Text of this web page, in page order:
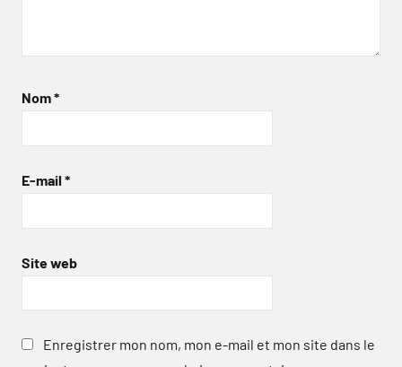
Nom*
E-mail *
Site web
Enregistrer mon nom, mon e-mail et mon site dans le